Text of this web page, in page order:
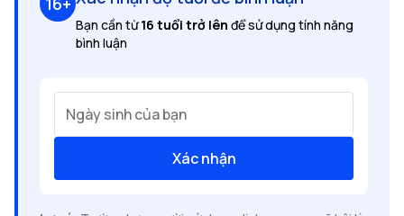
Bạn cần từ16 tuổi trở lên để sử dụng tính năng
bình luận
Ngày sinh của bạn
Xác nhận